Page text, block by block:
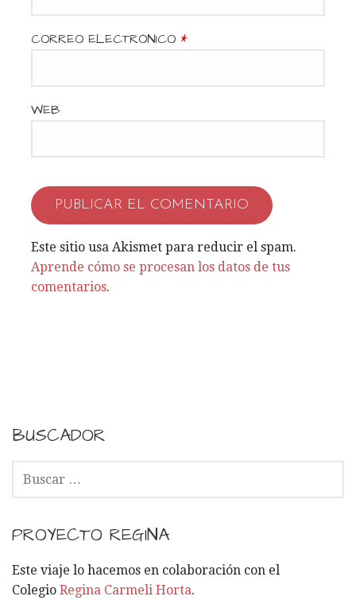
CORREO ELECTRÓNICO *
WEB
Este sitio usa Akismet para reducir el spam.
Aprende cómo se procesan los datos de tus
comentarios.
BUSCADOR
C
R
:
PROYECTO REGINA
Este viaje lo hacemos en colaboración con el
Colegio Regina Carmeli Horta.